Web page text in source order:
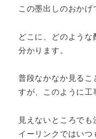
この墨出しのおかげ
どこに、どのよう
分かります。
普段なかなか見るこ
すが、このように工
見えないところでも
イーリンクではいつ